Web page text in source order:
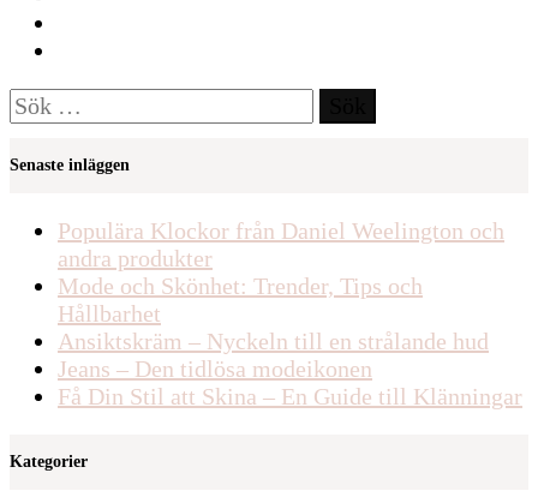
Sök
efter:
Senaste inläggen
Populära Klockor från Daniel Weelington och
andra produkter
Mode och Skönhet: Trender, Tips och
Hållbarhet
Ansiktskräm – Nyckeln till en strålande hud
Jeans – Den tidlösa modeikonen
Få Din Stil att Skina – En Guide till Klänningar
Kategorier